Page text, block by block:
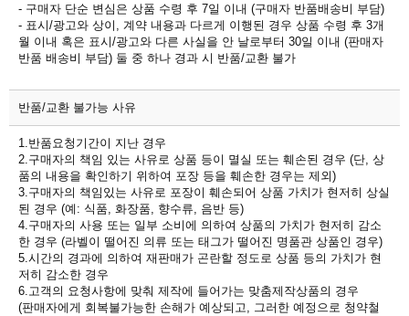
- 구매자 단순 변심은 상품 수령 후 7일 이내 (구매자 반품배송비 부담)
- 표시/광고와 상이, 계약 내용과 다르게 이행된 경우 상품 수령 후 3개
월 이내 혹은 표시/광고와 다른 사실을 안 날로부터 30일 이내 (판매자
반품 배송비 부담) 둘 중 하나 경과 시 반품/교환 불가
반품/교환 불가능 사유
1.반품요청기간이 지난 경우
2.구매자의 책임 있는 사유로 상품 등이 멸실 또는 훼손된 경우 (단, 상
품의 내용을 확인하기 위하여 포장 등을 훼손한 경우는 제외)
3.구매자의 책임있는 사유로 포장이 훼손되어 상품 가치가 현저히 상실
된 경우 (예: 식품, 화장품, 향수류, 음반 등)
4.구매자의 사용 또는 일부 소비에 의하여 상품의 가치가 현저히 감소
한 경우 (라벨이 떨어진 의류 또는 태그가 떨어진 명품관 상품인 경우)
5.시간의 경과에 의하여 재판매가 곤란할 정도로 상품 등의 가치가 현
저히 감소한 경우
6.고객의 요청사항에 맞춰 제작에 들어가는 맞춤제작상품의 경우
(판매자에게 회복불가능한 손해가 예상되고, 그러한 예정으로 청약철